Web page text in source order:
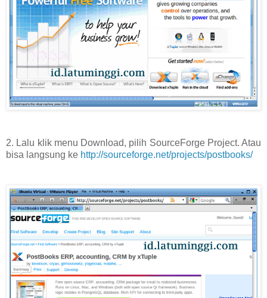
2. Lalu klik menu Download, pilih SourceForge Project. Atau
bisa langsung ke http://sourceforge.net/projects/postbooks/